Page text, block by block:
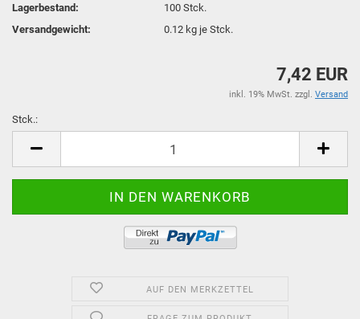
Lagerbestand: 100Stck.
Versandgewicht:
0.12 kg je Stck.
7,42 EUR
inkl. 19% MwSt. zzgl. Versand
Stck.:
AUF DEN MERKZETTEL